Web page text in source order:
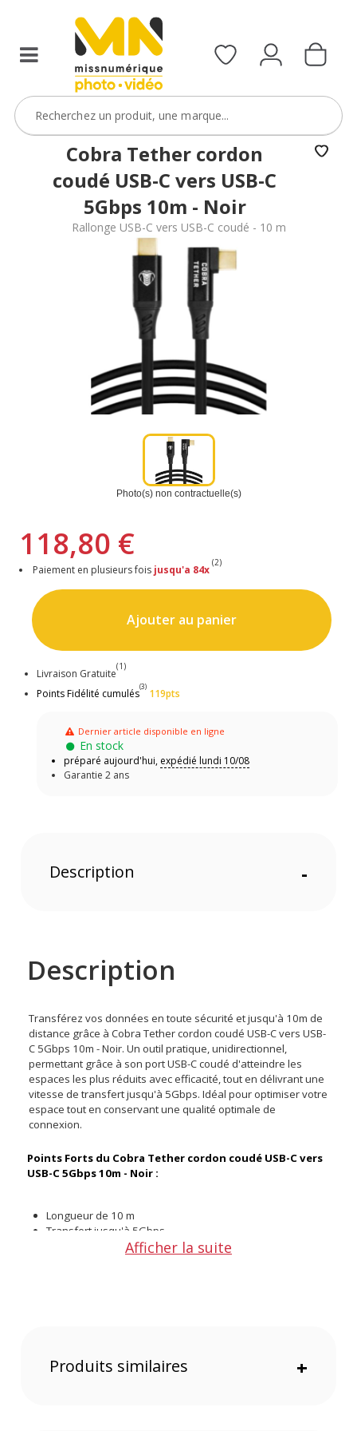
Cobra Tether cordon
coudé USB-C vers USB-C
5Gbps 10m - Noir
Rallonge USB-C vers USB-C coudé - 10 m
Photo(s) non contractuelle(s)
118,80 €
Paiement en plusieurs fois jusqu'a 84x
(2)
Ajouter au panier
Livraison Gratuite
(1)
Points Fidélité cumulés
(3)
119pts
Dernier article disponible en ligne
En stock
préparé aujourd'hui, expédié lundi 10/08
Garantie 2 ans
Description -
Description
Transférez vos données en toute sécurité et jusqu'à 10m de
distance grâce à Cobra Tether cordon coudé USB-C vers USB-
C 5Gbps 10m - Noir. Un outil pratique, unidirectionnel,
permettant grâce à son port USB-C coudé d'atteindre les
espaces les plus réduits avec efficacité, tout en délivrant une
vitesse de transfert jusqu'à 5Gbps. Idéal pour optimiser votre
espace tout en conservant une qualité optimale de
connexion.
Points Forts du Cobra Tether cordon coudé USB-C vers
USB-C 5Gbps 10m - Noir :
Longueur de 10 m
Transfert jusqu'à 5Gbps
USB-C coudé 90°
Type de Produit : Câble USB-C vers USB-C
Afficher la suite
Produits similaires +